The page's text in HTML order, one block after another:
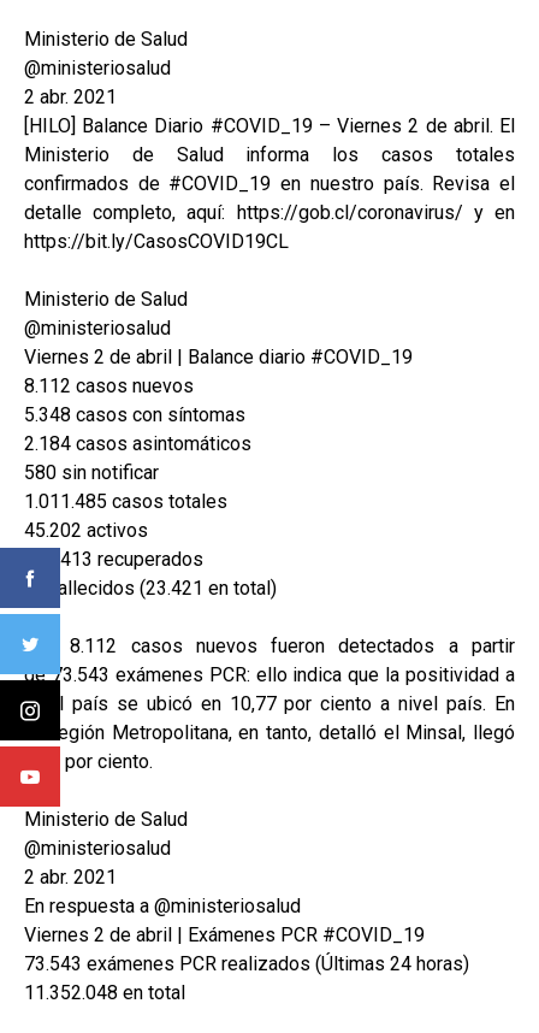
Ministerio de Salud
@ministeriosalud
2 abr. 2021
[HILO] Balance Diario #COVID_19 – Viernes 2 de abril. El
Ministerio de Salud informa los casos totales
confirmados de #COVID_19 en nuestro país. Revisa el
detalle completo, aquí: https://gob.cl/coronavirus/ y en
https://bit.ly/CasosCOVID19CL
Ministerio de Salud
@ministeriosalud
Viernes 2 de abril | Balance diario #COVID_19
8.112 casos nuevos
5.348 casos con síntomas
2.184 casos asintomáticos
580 sin notificar
1.011.485 casos totales
45.202 activos
942.413 recuperados
93 fallecidos (23.421 en total)
Los 8.112 casos nuevos fueron detectados a partir
de 73.543 exámenes PCR: ello indica que la positividad a
nivel país se ubicó en 10,77 por ciento a nivel país. En
la Región Metropolitana, en tanto, detalló el Minsal, llegó
a 12 por ciento.
Ministerio de Salud
@ministeriosalud
2 abr. 2021
En respuesta a @ministeriosalud
Viernes 2 de abril | Exámenes PCR #COVID_19
73.543 exámenes PCR realizados (Últimas 24 horas)
11.352.048 en total